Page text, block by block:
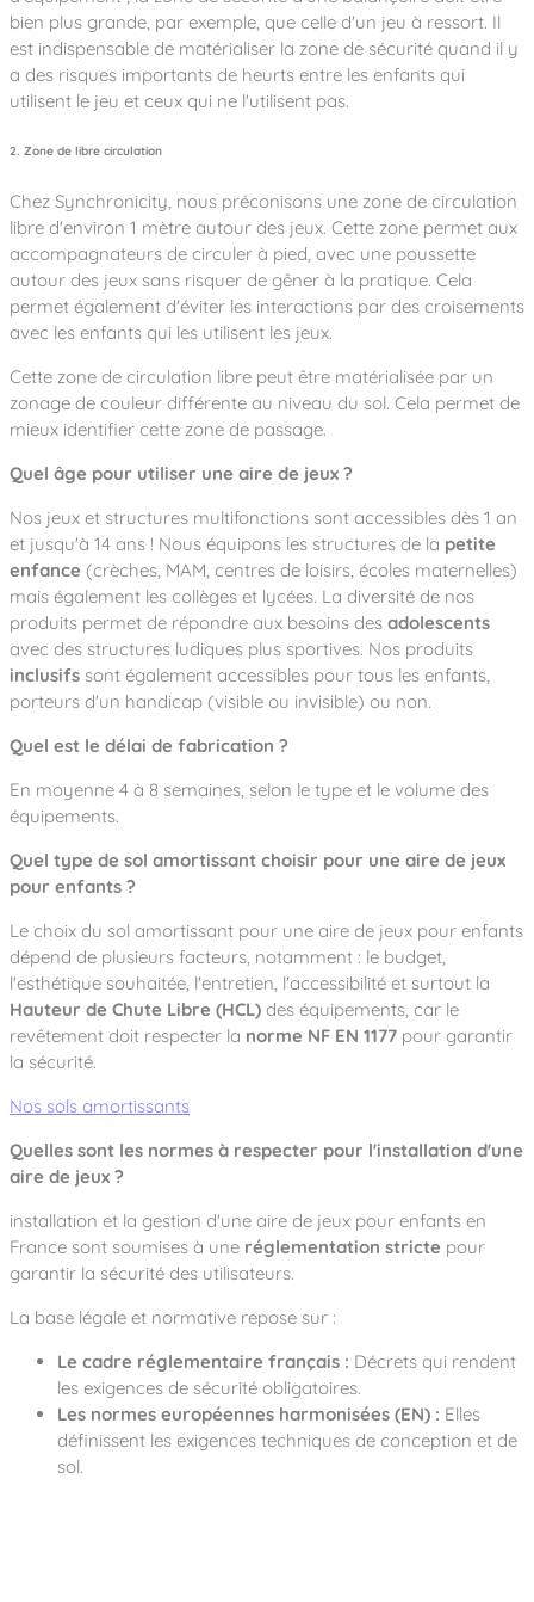
bien plus grande, par exemple, que celle d'un jeu à ressort. Il
est indispensable de matérialiser la zone de sécurité quand il y
a des risques importants de heurts entre les enfants qui
utilisent le jeu et ceux qui ne l'utilisent pas.
2. Zone de libre circulation
Chez Synchronicity, nous préconisons une zone de circulation
libre d'environ 1 mètre autour des jeux. Cette zone permet aux
accompagnateurs de circuler à pied, avec une poussette
autour des jeux sans risquer de gêner à la pratique. Cela
permet également d'éviter les interactions par des croisements
avec les enfants qui les utilisent les jeux.
Cette zone de circulation libre peut être matérialisée par un
zonage de couleur différente au niveau du sol. Cela permet de
mieux identifier cette zone de passage.
Quel âge pour utiliser une aire de jeux ?
Nos jeux et structures multifonctions sont accessibles dès 1 an
et jusqu'à 14 ans ! Nous équipons les structures de la petite
enfance (crèches, MAM, centres de loisirs, écoles maternelles)
mais également les collèges et lycées. La diversité de nos
produits permet de répondre aux besoins des adolescents
avec des structures ludiques plus sportives. Nos produits
inclusifs sont également accessibles pour tous les enfants,
porteurs d'un handicap (visible ou invisible) ou non.
Quel est le délai de fabrication ?
En moyenne 4 à 8 semaines, selon le type et le volume des
équipements.
Quel type de sol amortissant choisir pour une aire de jeux
pour enfants ?
Le choix du sol amortissant pour une aire de jeux pour enfants
dépend de plusieurs facteurs, notamment : le budget,
l'esthétique souhaitée, l'entretien, l'accessibilité et surtout la
Hauteur de Chute Libre (HCL) des équipements, car le
revêtement doit respecter la norme NF EN 1177 pour garantir
la sécurité.
Nos sols amortissants
Quelles sont les normes à respecter pour l'installation d'une
aire de jeux ?
installation et la gestion d'une aire de jeux pour enfants en
France sont soumises à une réglementation stricte pour
garantir la sécurité des utilisateurs.
La base légale et normative repose sur :
Le cadre réglementaire français : Décrets qui rendent
les exigences de sécurité obligatoires.
Les normes européennes harmonisées (EN) : Elles
définissent les exigences techniques de conception et de
sol.